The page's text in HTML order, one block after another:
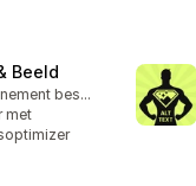
Beeld
Gratis abonnement beschikbaar
met